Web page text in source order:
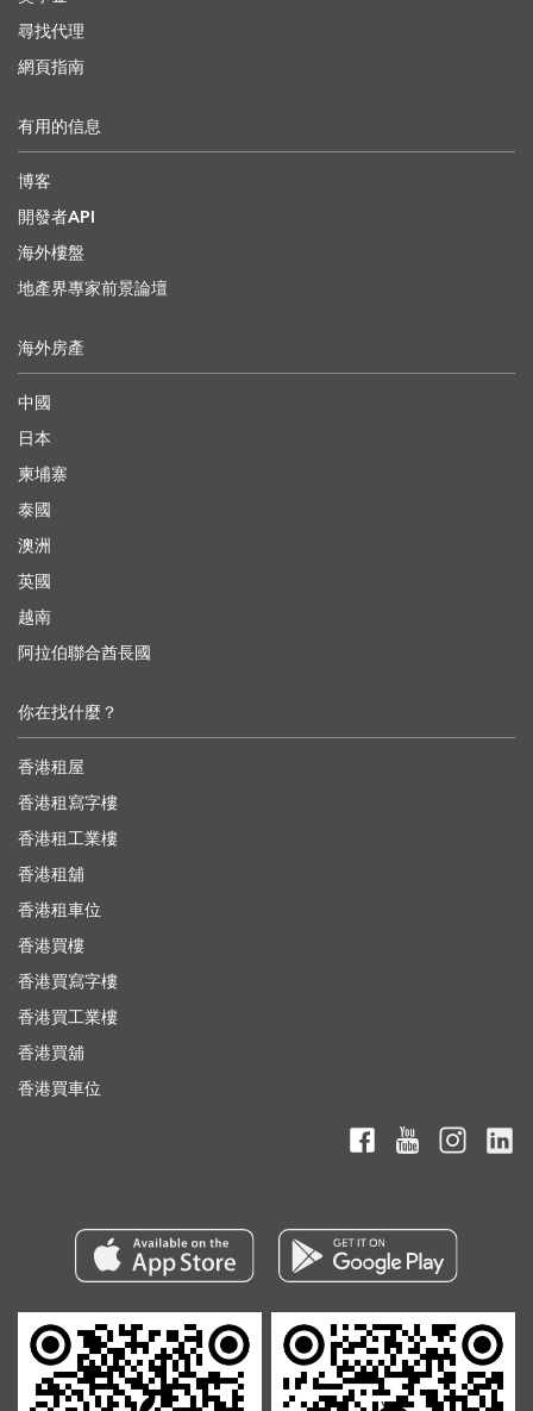
尋找代理
網頁指南
有用的信息
博客
開發者API
海外樓盤
地產界專家前景論壇
海外房產
中國
日本
柬埔寨
泰國
澳洲
英國
越南
阿拉伯聯合酋長國
你在找什麼？
香港租屋
香港租寫字樓
香港租工業樓
香港租舖
香港租車位
香港買樓
香港買寫字樓
香港買工業樓
香港買舖
香港買車位